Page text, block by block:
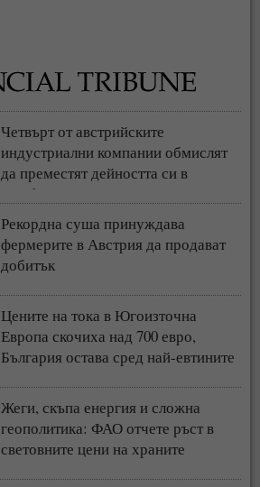
Четвърт от австрийските
индустриални компании обмислят
да преместят дейността си в
чужбина
Рекордна суша принуждава
фермерите в Австрия да продават
добитък
Цените на тока в Югоизточна
Европа скочиха над 700 евро,
България остава сред най-евтините
Жеги, скъпа енергия и сложна
геополитика: ФАО отчете ръст в
световните цени на храните